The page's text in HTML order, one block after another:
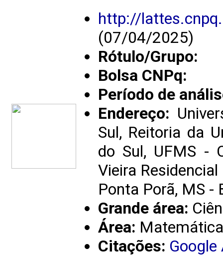
http://
(07/04/2025)
Rótulo/Grupo:
Bolsa CNPq:
Período de
Endereço:
Sul, Reitoria da
do Sul, UFMS -
Vieira
Ponta Porã, MS -
Grande área:
Área: Matemática
Citações: